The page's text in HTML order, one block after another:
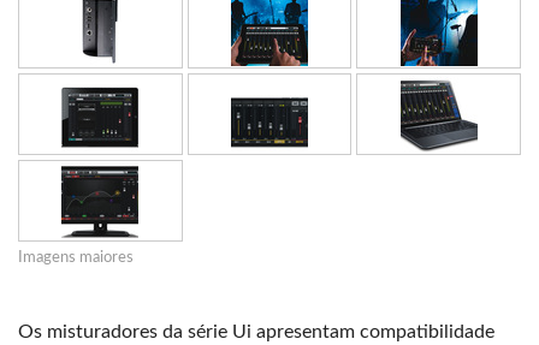
Imagens maiores
Os misturadores da série Ui apresentam compatibilidade